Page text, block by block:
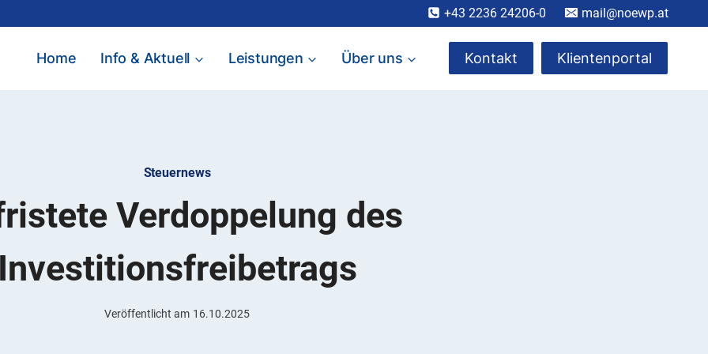
+43 2236 24206-0 mail@noewp.at
Home Info & Aktuell Leistungen Über uns Kontakt Klientenportal
Steuernews
Verdoppelung des
Investitionsfreibetrags
Veröffentlicht am 16.10.2025